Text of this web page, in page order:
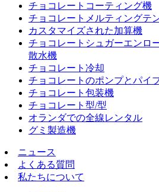
チョコレートコーティング機
チョコレートメルティングテ
カスタマイズされた加算機
チョコレートシュガーエンロ
散水機
チョコレート冷却
チョコレートのポンプとパイ
チョコレート包装機
チョコレート型/型
オランダでの全線レンタル
グミ製造機
ニュース
よくある質問
私たちについて